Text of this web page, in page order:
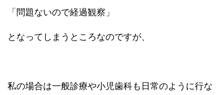
「問題ないので経過観察」
となってしまうところなのですが、
私の場合は一般診療や小児歯科も日常のように行な